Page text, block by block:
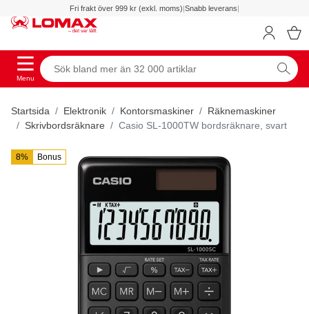
Fri frakt över 999 kr (exkl. moms)|Snabb leverans|
Menu
Startsida Elektronik Kontorsmaskiner
Räknemaskiner
Skrivbordsräknare
Casio SL-1000TW bordsräknare, svart
8% Bonus